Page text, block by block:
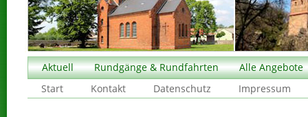
Aktuell Rundgänge & Rundfahrten
Alle Angebote
Start
Kontakt Datenschutz Impressum